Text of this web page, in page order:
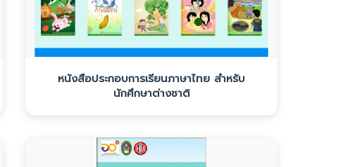
หนังสือประกอบการเรียนภาษาไทย สำหรับ
นักศึกษาต่างชาติ